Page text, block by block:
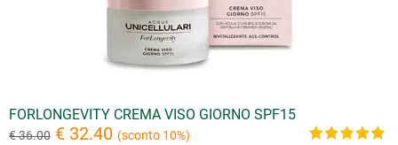
FORLONGEVITY CREMA VISO GIORNO SPF15
€ 36.00 € 32.40 (sconto 10%)